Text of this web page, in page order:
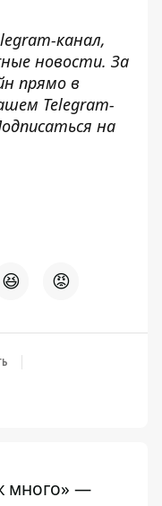
канал,
новости. За
прямо в
Telegram-
на
😆 😡
много» —